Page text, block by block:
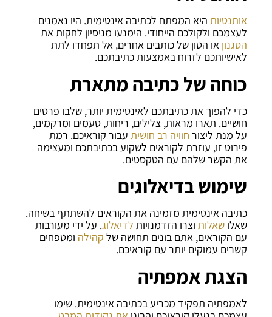
אותנטיות היא המפתח לכתיבה אינטימית. היו נאמנים
לעצמכם ולקולכם הייחודי. הימנעו מניסיון לחקות את
הסגנון או הטון של כותבים אחרים, אל תפחדו לתת
לאישיותכם לזרוח באמצעות כתיבתכם.
כוחה של כתיבה מתארת
כדי להפוך את כתיבתכם לאינטימית יותר, שלבו פרטים
חושיים. תארו מראות, צלילים, ריחות, טעמים ומרקמים,
על מנת ליצור חוויה רב חושית עבור קוראיכם. רמת
פירוט זו, עוזרת לקוראים לשקוע בכתיבתכם ומעצימה
את הקשר שלהם עם הטקסטים.
שימוש בדיאלוגים
כתיבה אינטימית מזמינה את הקוראים להשתתף בשיחה.
שאלושאלות וצרו הזדמנויות לדיאלוג. על ידי מעורבות
עם הקוראים, אתם בונים תחושה של קהילה ומטפחים
קשרים עמוקים יותר עם קוראיכם.
הצגת אמפתיה
לאמפתיה תפקיד מכריע בכתיבה אינטימית. שימו